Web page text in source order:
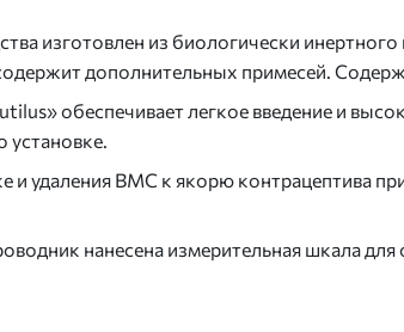
изготовлен из биологически
дополнительных примесей.
обеспечивает легкое введение и
установке.
и удаления ВМС к якорю контрацептива
нанесена измерительная шкала для